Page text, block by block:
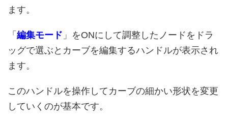
ます。
「 編集モード 」をONにして調整したノードをドラ
ッグで選ぶとカーブを編集するハンドルが表示され
ます。
このハンドルを操作してカーブの細かい形状を変更
していくのが基本です。